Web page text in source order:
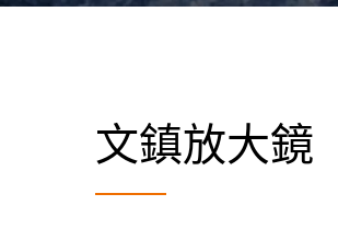
文鎮放大鏡